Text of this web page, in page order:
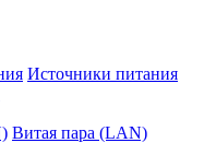
Источники питания
Витая пара (LAN)